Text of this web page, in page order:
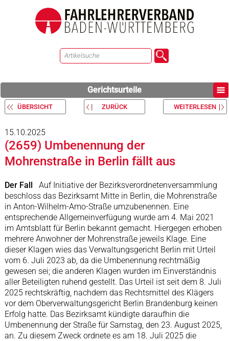
Gerichtsurteile
ÜBERSICHT ZURÜCK WEITERLESEN
15.10.2025
(2659) Umbenennung der
Mohrenstraße in Berlin fällt aus
Der Fall
Auf Initiative der Bezirksverordnetenversammlung
beschloss das Bezirksamt Mitte in Berlin, die Mohrenstraße
in Anton-Wilhelm-Amo-Straße umzubenennen. Eine
entsprechende Allgemeinverfügung wurde am 4. Mai 2021
im Amtsblatt für Berlin bekannt gemacht. Hiergegen erhoben
mehrere Anwohner der Mohrenstraße jeweils Klage. Eine
dieser Klagen wies das Verwaltungsgericht Berlin mit Urteil
vom 6. Juli 2023 ab, da die Umbenennung rechtmäßig
gewesen sei; die anderen Klagen wurden im Einverständnis
aller Beteiligten ruhend gestellt. Das Urteil ist seit dem 8. Juli
2025 rechtskräftig, nachdem das Rechtsmittel des Klägers
vor dem Oberverwaltungsgericht Berlin Brandenburg keinen
Erfolg hatte. Das Bezirksamt kündigte daraufhin die
Umbenennung der Straße für Samstag, den 23. August 2025,
an. Zu diesem Zweck ordnete es am 18. Juli 2025 die